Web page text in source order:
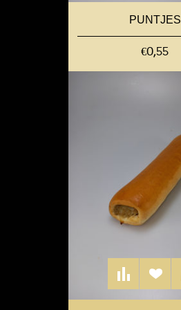
PUNTJES
€0,55